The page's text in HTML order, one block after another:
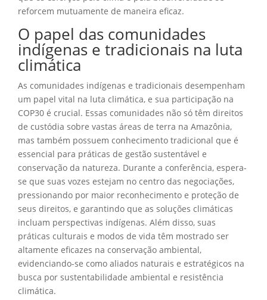
reforcem mutuamente de maneira eficaz.
O papel das comunidades
indígenas e tradicionais na luta
climática
As comunidades indígenas e tradicionais desempenham
um papel vital na luta climática, e sua participação na
COP30 é crucial. Essas comunidades não só têm direitos
de custódia sobre vastas áreas de terra na Amazônia,
mas também possuem conhecimento tradicional que é
essencial para práticas de gestão sustentável e
conservação da natureza. Durante a conferência, espera-
se que suas vozes estejam no centro das negociações,
pressionando por maior reconhecimento e proteção de
seus direitos, e garantindo que as soluções climáticas
incluam perspectivas indígenas. Além disso, suas
práticas culturais e modos de vida têm mostrado ser
altamente eficazes na conservação ambiental,
evidenciando-se como aliados naturais e estratégicos na
busca por sustentabilidade ambiental e resistência
climática.